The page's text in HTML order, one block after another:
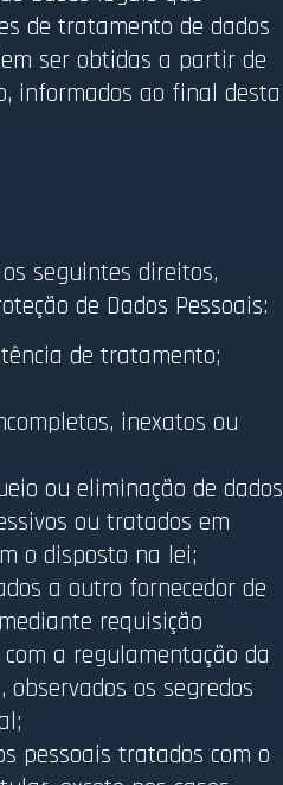
de tratamento de dados
ser obtidas a partir de
informados ao final desta
seguintes direitos,
de Dados Pessoais:
de tratamento;
inexatos ou
ou eliminação de dados
ou tratados em
o disposto na lei;
a outro fornecedor de
requisição
a regulamentação da
os segredos
pessoais tratados com o